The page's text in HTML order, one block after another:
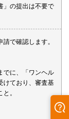
」の提出は不要で
で確認します。
でに、「ワンヘル
けており、審査基
。